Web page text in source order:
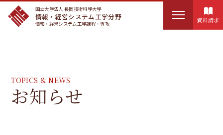
国立大学法人 長岡技術科学大学
情報・経営システム工学分野
情報・経営システム工学課程・専攻
講座概要
索
:
資料請求
TOPICS & NEWS
お知らせ